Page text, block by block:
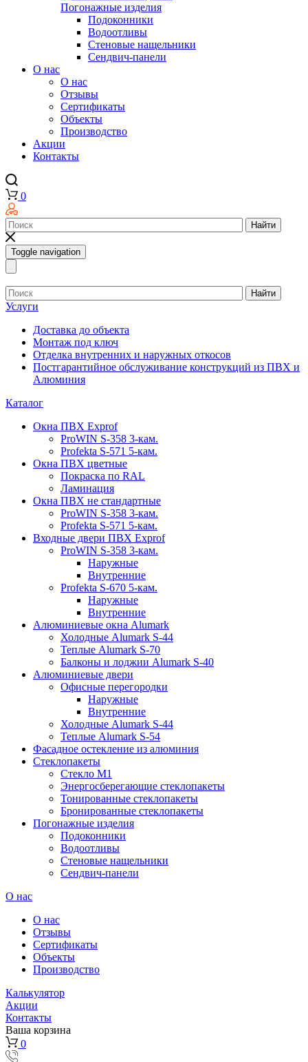
Погонажные изделия
Подоконники
Водоотливы
Стеновые нащельники
Сендвич-панели
О нас
О нас
Отзывы
Сертификаты
Объекты
Производство
Акции
Контакты
0
Найти
Toggle navigation
Найти
Услуги
Доставка до объекта
Монтаж под ключ
Отделка внутренних и наружных откосов
Постгарантийное обслуживание конструкций из ПВХ и
Алюминия
Каталог
Окна ПВХ Exprof
ProWIN S-358 3-кам.
Profekta S-571 5-кам.
Окна ПВХ цветные
Покраска по RAL
Ламинация
Окна ПВХ не стандартные
ProWIN S-358 3-кам.
Profekta S-571 5-кам.
Входные двери ПВХ Exprof
ProWIN S-358 3-кам.
Наружные
Внутренние
Profekta S-670 5-кам.
Наружные
Внутренние
Алюминиевые окна Alumark
Холодные Alumark S-44
Теплые Alumark S-70
Балконы и лоджии Alumark S-40
Алюминиевые двери
Офисные перегородки
Наружные
Внутренние
Холодные Alumark S-44
Теплые Alumark S-54
Фасадное остекление из алюминия
Стеклопакеты
Стекло М1
Энергосберегающие стеклопакеты
Тонированные стеклопакеты
Бронированные стеклопакеты
Погонажные изделия
Подоконники
Водоотливы
Стеновые нащельники
Сендвич-панели
О нас
О нас
Отзывы
Сертификаты
Объекты
Производство
Калькулятор
Акции
Контакты
Ваша корзина
0